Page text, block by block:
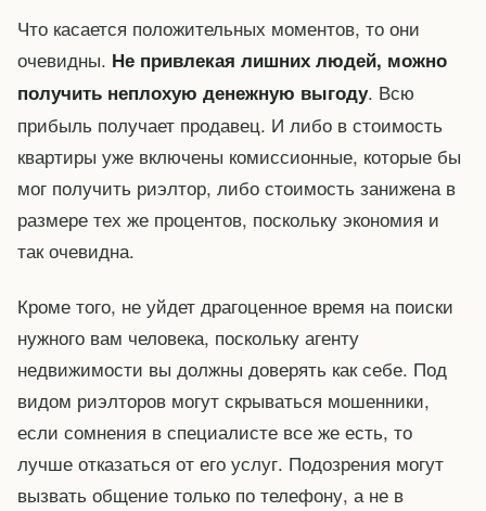
Что касается положительных моментов, то они
очевидны. Не привлекая лишних людей, можно
получить неплохую денежную выгоду. Всю
прибыль получает продавец. И либо в стоимость
квартиры уже включены комиссионные, которые бы
мог получить риэлтор, либо стоимость занижена в
размере тех же процентов, поскольку экономия и
так очевидна.
Кроме того, не уйдет драгоценное время на поиски
нужного вам человека, поскольку агенту
недвижимости вы должны доверять как себе. Под
видом риэлторов могут скрываться мошенники,
если сомнения в специалисте все же есть, то
лучше отказаться от его услуг. Подозрения могут
вызвать общение только по телефону, а не в